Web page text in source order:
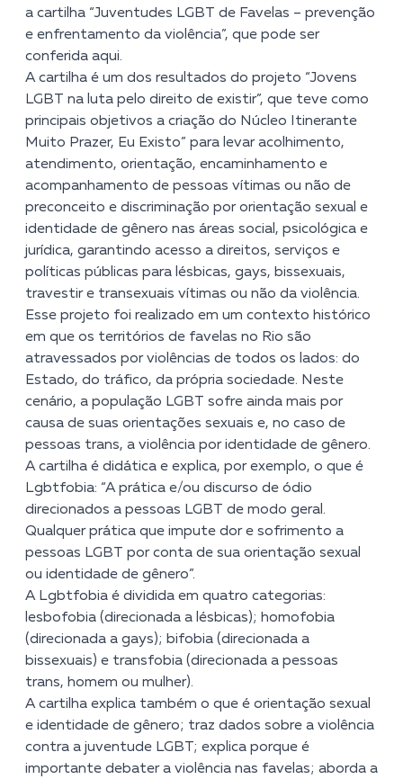
a cartilha “Juventudes LGBT de Favelas – prevenção
e enfrentamento da violência”, que pode ser
conferida aqui.
A cartilha é um dos resultados do projeto “Jovens
LGBT na luta pelo direito de existir”, que teve como
principais objetivos a criação do Núcleo Itinerante
Muito Prazer, Eu Existo” para levar acolhimento,
atendimento, orientação, encaminhamento e
acompanhamento de pessoas vítimas ou não de
preconceito e discriminação por orientação sexual e
identidade de gênero nas áreas social, psicológica e
jurídica, garantindo acesso a direitos, serviços e
políticas públicas para lésbicas, gays, bissexuais,
travestir e transexuais vítimas ou não da violência.
Esse projeto foi realizado em um contexto histórico
em que os territórios de favelas no Rio são
atravessados por violências de todos os lados: do
Estado, do tráfico, da própria sociedade. Neste
cenário, a população LGBT sofre ainda mais por
causa de suas orientações sexuais e, no caso de
pessoas trans, a violência por identidade de gênero.
A cartilha é didática e explica, por exemplo, o que é
Lgbtfobia: “A prática e/ou discurso de ódio
direcionados a pessoas LGBT de modo geral.
Qualquer prática que impute dor e sofrimento a
pessoas LGBT por conta de sua orientação sexual
ou identidade de gênero”.
A Lgbtfobia é dividida em quatro categorias:
lesbofobia (direcionada a lésbicas); homofobia
(direcionada a gays); bifobia (direcionada a
bissexuais) e transfobia (direcionada a pessoas
trans, homem ou mulher).
A cartilha explica também o que é orientação sexual
e identidade de gênero; traz dados sobre a violência
contra a juventude LGBT; explica porque é
importante debater a violência nas favelas; aborda a